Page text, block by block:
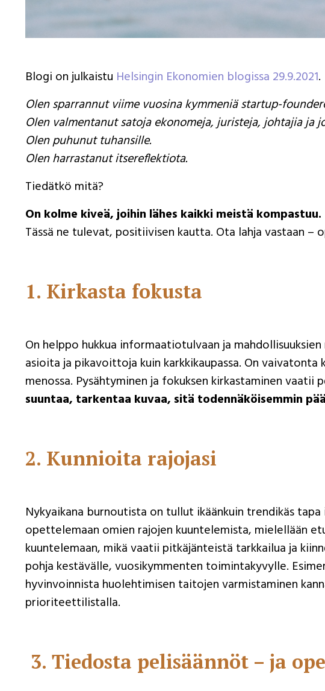
Blogi on julkaistu Helsingin Ekonomien blogissa 29.9.2021.
Olen sparrannut viime vuosina kymmeniä startup-
Olen valmentanut satoja ekonomeja, juristeja, johtajia ja
Olen puhunut tuhansille.
Olen harrastanut itsereflektiota.
Tiedätkö mitä?
On kolme kiveä, joihin lähes kaikki meistä kompastuu.
Tässä ne tulevat, positiivisen kautta. Ota lahja vastaan –
1. Kirkasta fokusta
On helppo hukkua informaatiotulvaan ja
asioita ja pikavoittoja kuin karkkikaupassa. On
menossa. Pysähtyminen ja fokuksen kirkastaminen vaatii
suuntaa, tarkentaa kuvaa, sitä todennäköisemmin
2. Kunnioita rajojasi
Nykyaikana burnoutista on tullut ikäänkuin trendikäs
opettelemaan omien rajojen kuuntelemista, mielellään
kuuntelemaan, mikä vaatii pitkäjänteistä tarkkailua ja
pohja kestävälle, vuosikymmenten toimintakyvylle.
hyvinvoinnista huolehtimisen taitojen varmistaminen
prioriteettilistalla.
3. Tiedosta pelisäännöt – ja